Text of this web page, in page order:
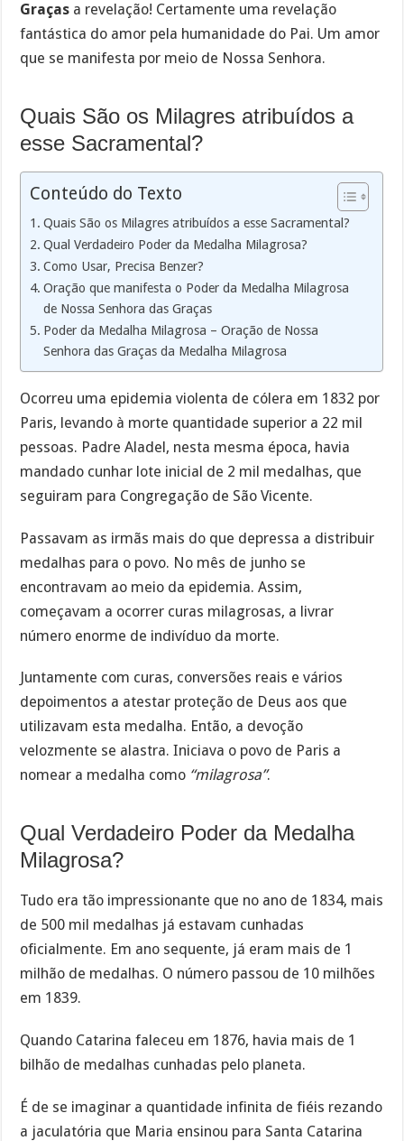
Graças a revelação! Certamente uma revelação
fantástica do amor pela humanidade do Pai. Um amor
que se manifesta por meio de Nossa Senhora.
Quais São os Milagres atribuídos a
esse Sacramental?
Conteúdo do Texto
Quais São os Milagres atribuídos a esse Sacramental?
Qual Verdadeiro Poder da Medalha Milagrosa?
Como Usar, Precisa Benzer?
Oração que manifesta o Poder da Medalha Milagrosa
de Nossa Senhora das Graças
Poder da Medalha Milagrosa – Oração de Nossa
Senhora das Graças da Medalha Milagrosa
Ocorreu uma epidemia violenta de cólera em 1832 por
Paris, levando à morte quantidade superior a 22 mil
pessoas. Padre Aladel, nesta mesma época, havia
mandado cunhar lote inicial de 2 mil medalhas, que
seguiram para Congregação de São Vicente.
Passavam as irmãs mais do que depressa a distribuir
medalhas para o povo. No mês de junho se
encontravam ao meio da epidemia. Assim,
começavam a ocorrer curas milagrosas, a livrar
número enorme de indivíduo da morte.
Juntamente com curas, conversões reais e vários
depoimentos a atestar proteção de Deus aos que
utilizavam esta medalha. Então, a devoção
velozmente se alastra. Iniciava o povo de Paris a
nomear a medalha como “milagrosa”.
Qual Verdadeiro Poder da Medalha
Milagrosa?
Tudo era tão impressionante que no ano de 1834, mais
de 500 mil medalhas já estavam cunhadas
oficialmente. Em ano sequente, já eram mais de 1
milhão de medalhas. O número passou de 10 milhões
em 1839.
Quando Catarina faleceu em 1876, havia mais de 1
bilhão de medalhas cunhadas pelo planeta.
É de se imaginar a quantidade infinita de fiéis rezando
a jaculatória que Maria ensinou para Santa Catarina